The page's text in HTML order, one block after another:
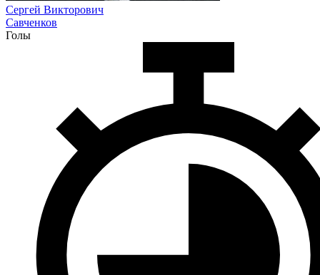
Сергей Викторович
Савченков
Голы